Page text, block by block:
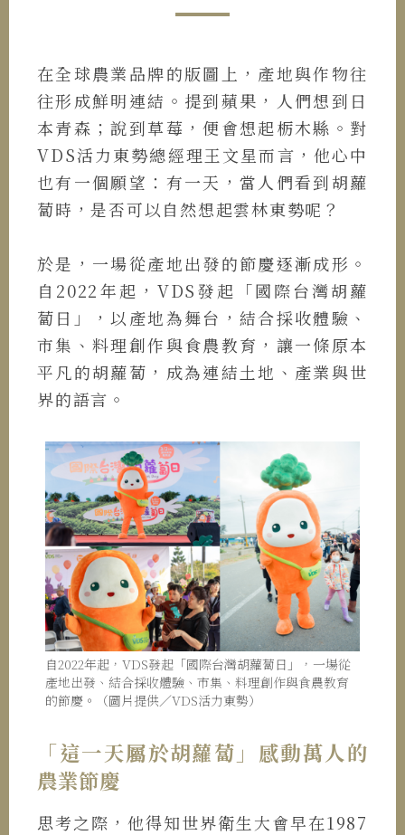
在全球農業品牌的版圖上，產地與作物往
往形成鮮明連結。提到蘋果，人們想到日
本青森；說到草莓，便會想起栃木縣。對
VDS活力東勢總經理王文星而言，他心中
也有一個願望：有一天，當人們看到胡蘿
蔔時，是否可以自然想起雲林東勢呢？
於是，一場從產地出發的節慶逐漸成形。
自2022年起，VDS發起「國際台灣胡蘿
蔔日」，以產地為舞台，結合採收體驗、
市集、料理創作與食農教育，讓一條原本
平凡的胡蘿蔔，成為連結土地、產業與世
界的語言。
自2022年起，VDS發起「國際台灣胡蘿蔔日」，一場從
產地出發、結合採收體驗、市集、料理創作與食農教育
的節慶。（圖片提供／VDS活力東勢）
「這一天屬於胡蘿蔔」感動萬人的
農業節慶
思考之際，他得知世界衛生大會早在1987